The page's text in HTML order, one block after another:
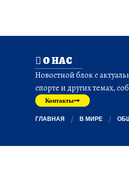
О НАС
Новостной блок с
спорте и других темах,
Контакты
ГЛАВНАЯ В МИРЕ